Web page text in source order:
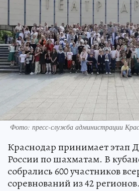
Фото: пресс-служба администрации
Краснодар принимает этап
России по шахматам. В
собрались 600 участников
соревнований из 42 регионов.